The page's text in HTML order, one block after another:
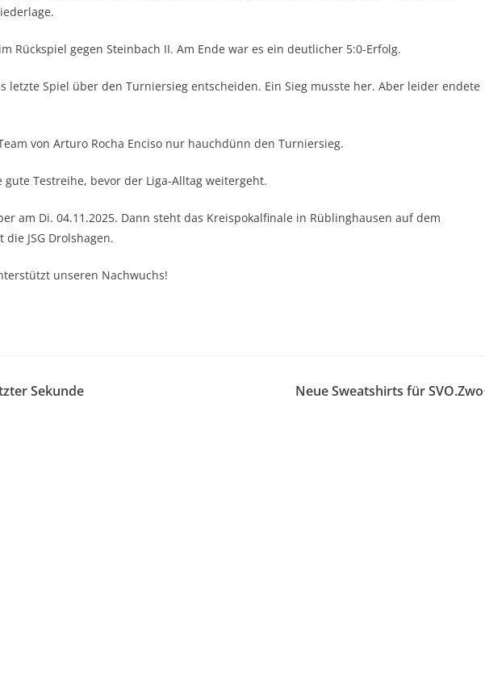
Rückspiel gegen Steinbach II. Am Ende war es ein deutlicher 5:0-Erfolg.
letzte Spiel über den Turniersieg entscheiden. Ein Sieg musste her. Aber leider endete
von Arturo Rocha Enciso nur hauchdünn den Turniersieg.
gute Testreihe, bevor der Liga-Alltag weitergeht.
am Di. 04.11.2025. Dann steht das Kreispokalfinale in Rüblinghausen auf dem
JSG Drolshagen.
unseren Nachwuchs!
Sekunde Neue Sweatshirts für SVO.Zwo